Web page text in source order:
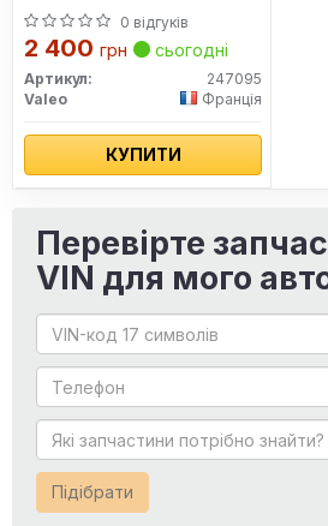
0 відгуків
2 400 грн сьогодні
Артикул:
247095
Valeo
Франція
КУПИТИ
Перевірте
VIN для мого
Підібрати